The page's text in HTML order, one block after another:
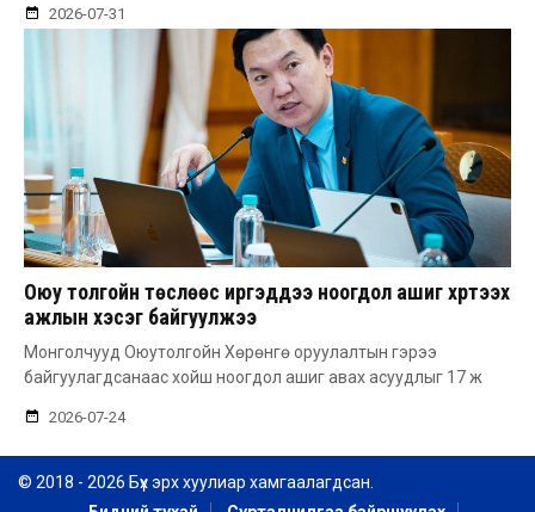
2026-07-31
Оюу толгойн төслөөс иргэддээ ноогдол ашиг хүртээх
ажлын хэсэг байгуулжээ
Монголчууд Оюутолгойн Хөрөнгө оруулалтын гэрээ
байгуулагдсанаас хойш ноогдол ашиг авах асуудлыг 17 ж
2026-07-24
© 2018 - 2026 Бүх эрх хуулиар хамгаалагдсан.